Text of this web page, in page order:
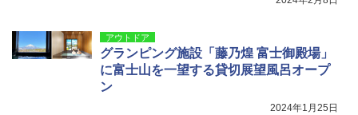
アウトドア
グランピング施設「藤乃煌 富士御殿場」
に富士山を一望する貸切展望風呂オープ
ン
2024年1月25日